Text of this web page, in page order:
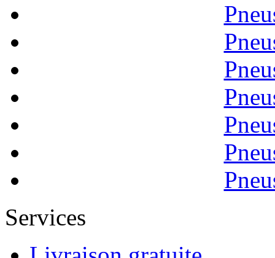
Services